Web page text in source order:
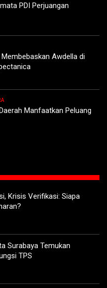
PDI Perjuangan
Awdella di
Manfaatkan Peluang
Krisis Verifikasi: Siapa
Surabaya Temukan
TPS